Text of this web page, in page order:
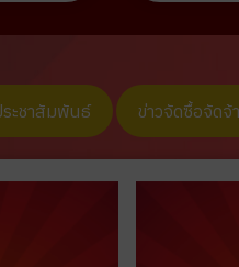
ระชาสัมพันธ์ ข่าวจัดซื้อจัดจ้